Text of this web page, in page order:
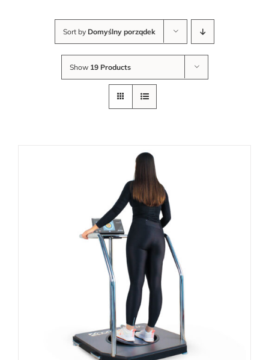
Sort by Domyślny porządek
Show 19 Products